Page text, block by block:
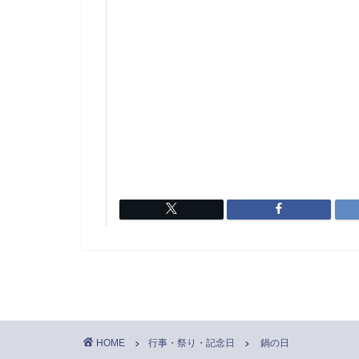
HOME 行事・祭り・記念日 鍋の日